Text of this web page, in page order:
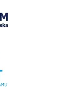
Gminie Wieliczka